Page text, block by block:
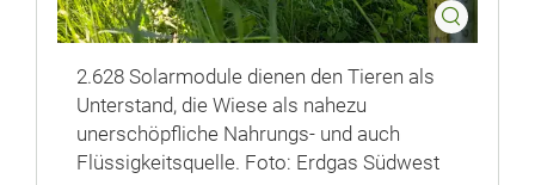
2.628 Solarmodule dienen den Tieren als
Unterstand, die Wiese als nahezu
unerschöpfliche Nahrungs- und auch
Flüssigkeitsquelle. Foto: Erdgas Südwest